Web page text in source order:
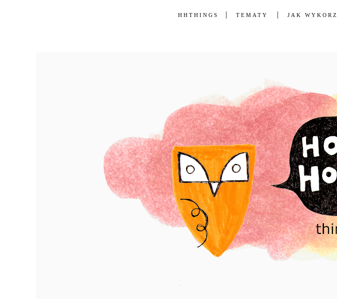
HHTHINGS TEMATY JAK